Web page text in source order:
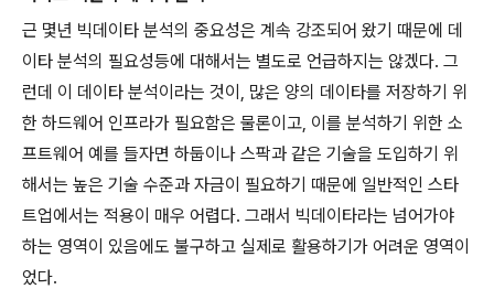
근 몇년 빅데이타 분석의 중요성은 계속 강조되어 왔기 때문에 데
이타 분석의 필요성등에 대해서는 별도로 언급하지는 않겠다. 그
런데 이 데이타 분석이라는 것이, 많은 양의 데이타를 저장하기 위
한 하드웨어 인프라가 필요함은 물론이고, 이를 분석하기 위한 소
프트웨어 예를 들자면 하둡이나 스팍과 같은 기술을 도입하기 위
해서는 높은 기술 수준과 자금이 필요하기 때문에 일반적인 스타
트업에서는 적용이 매우 어렵다. 그래서 빅데이타라는 넘어가야
하는 영역이 있음에도 불구하고 실제로 활용하기가 어려운 영역이
었다.